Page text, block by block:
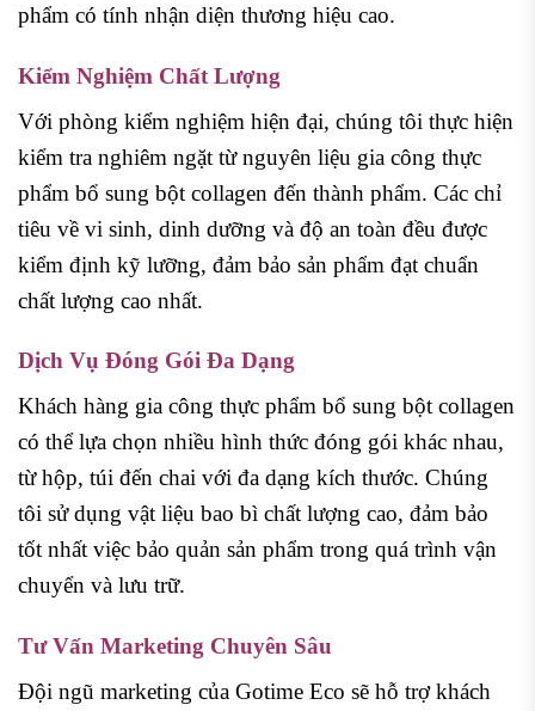
phẩm có tính nhận diện thương hiệu cao.
Kiểm Nghiệm Chất Lượng
Với phòng kiểm nghiệm hiện đại, chúng tôi thực hiện
kiểm tra nghiêm ngặt từ nguyên liệu gia công thực
phẩm bổ sung bột collagen đến thành phẩm. Các chỉ
tiêu về vi sinh, dinh dưỡng và độ an toàn đều được
kiểm định kỹ lưỡng, đảm bảo sản phẩm đạt chuẩn
chất lượng cao nhất.
Dịch Vụ Đóng Gói Đa Dạng
Khách hàng gia công thực phẩm bổ sung bột collagen
có thể lựa chọn nhiều hình thức đóng gói khác nhau,
từ hộp, túi đến chai với đa dạng kích thước. Chúng
tôi sử dụng vật liệu bao bì chất lượng cao, đảm bảo
tốt nhất việc bảo quản sản phẩm trong quá trình vận
chuyển và lưu trữ.
Tư Vấn Marketing Chuyên Sâu
Đội ngũ marketing của Gotime Eco sẽ hỗ trợ khách